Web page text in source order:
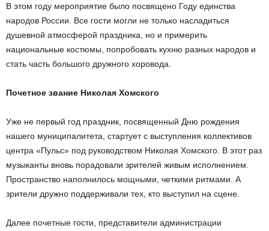
В этом году мероприятие было посвящено Году единства
народов России. Все гости могли не только насладиться
душевной атмосферой праздника, но и примерить
национальные костюмы, попробовать кухню разных народов и
стать часть большого дружного хоровода.
Почетное звание Николая Хомского
Уже не первый год праздник, посвященный Дню рождения
нашего муниципалитета, стартует с выступления коллективов
центра «Пульс» под руководством Николая Хомского. В этот раз
музыканты вновь порадовали зрителей живым исполнением.
Пространство наполнилось мощными, четкими ритмами. А
зрители дружно поддерживали тех, кто выступил на сцене.
Далее почетные гости, представители администрации